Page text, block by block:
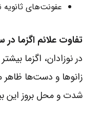
عفونت‌های ثانویه
تفاوت علائم اگزما
در نوزادان، اگزما
زانوها و دست‌ها
شدت و محل بروز این